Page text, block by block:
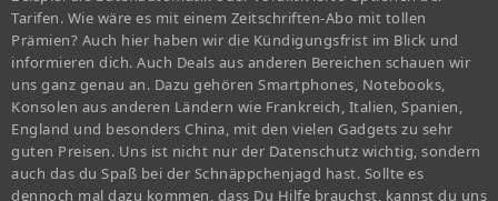
Tarifen. Wie wäre es mit einem Zeitschriften-Abo mit tollen
Prämien? Auch hier haben wir die Kündigungsfrist im Blick und
informieren dich. Auch Deals aus anderen Bereichen schauen wir
uns ganz genau an. Dazu gehören Smartphones, Notebooks,
Konsolen aus anderen Ländern wie Frankreich, Italien, Spanien,
England und besonders China, mit den vielen Gadgets zu sehr
guten Preisen. Uns ist nicht nur der Datenschutz wichtig, sondern
auch das du Spaß bei der Schnäppchenjagd hast. Sollte es
dennoch mal dazu kommen, dass Du Hilfe brauchst, kannst du uns